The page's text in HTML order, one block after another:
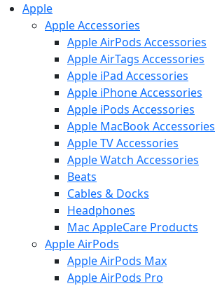
Apple
Apple Accessories
Apple AirPods Accessories
Apple AirTags Accessories
Apple iPad Accessories
Apple iPhone Accessories
Apple iPods Accessories
Apple MacBook Accessories
Apple TV Accessories
Apple Watch Accessories
Beats
Cables & Docks
Headphones
Mac AppleCare Products
Apple AirPods
Apple AirPods Max
Apple AirPods Pro